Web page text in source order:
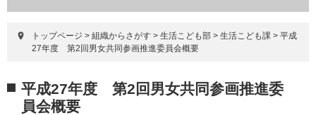
て
象
トップページ > 組織からさがす > 生活こども部 > 生活こども課 > 平成
27年度 第2回男女共同参画推進委員会概要
文 平成27年度 第2回男女共同参画推進委
員会概要